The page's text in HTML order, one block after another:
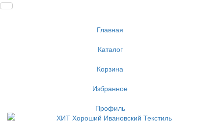
Главная
Каталог
Корзина
Избранное
Профиль